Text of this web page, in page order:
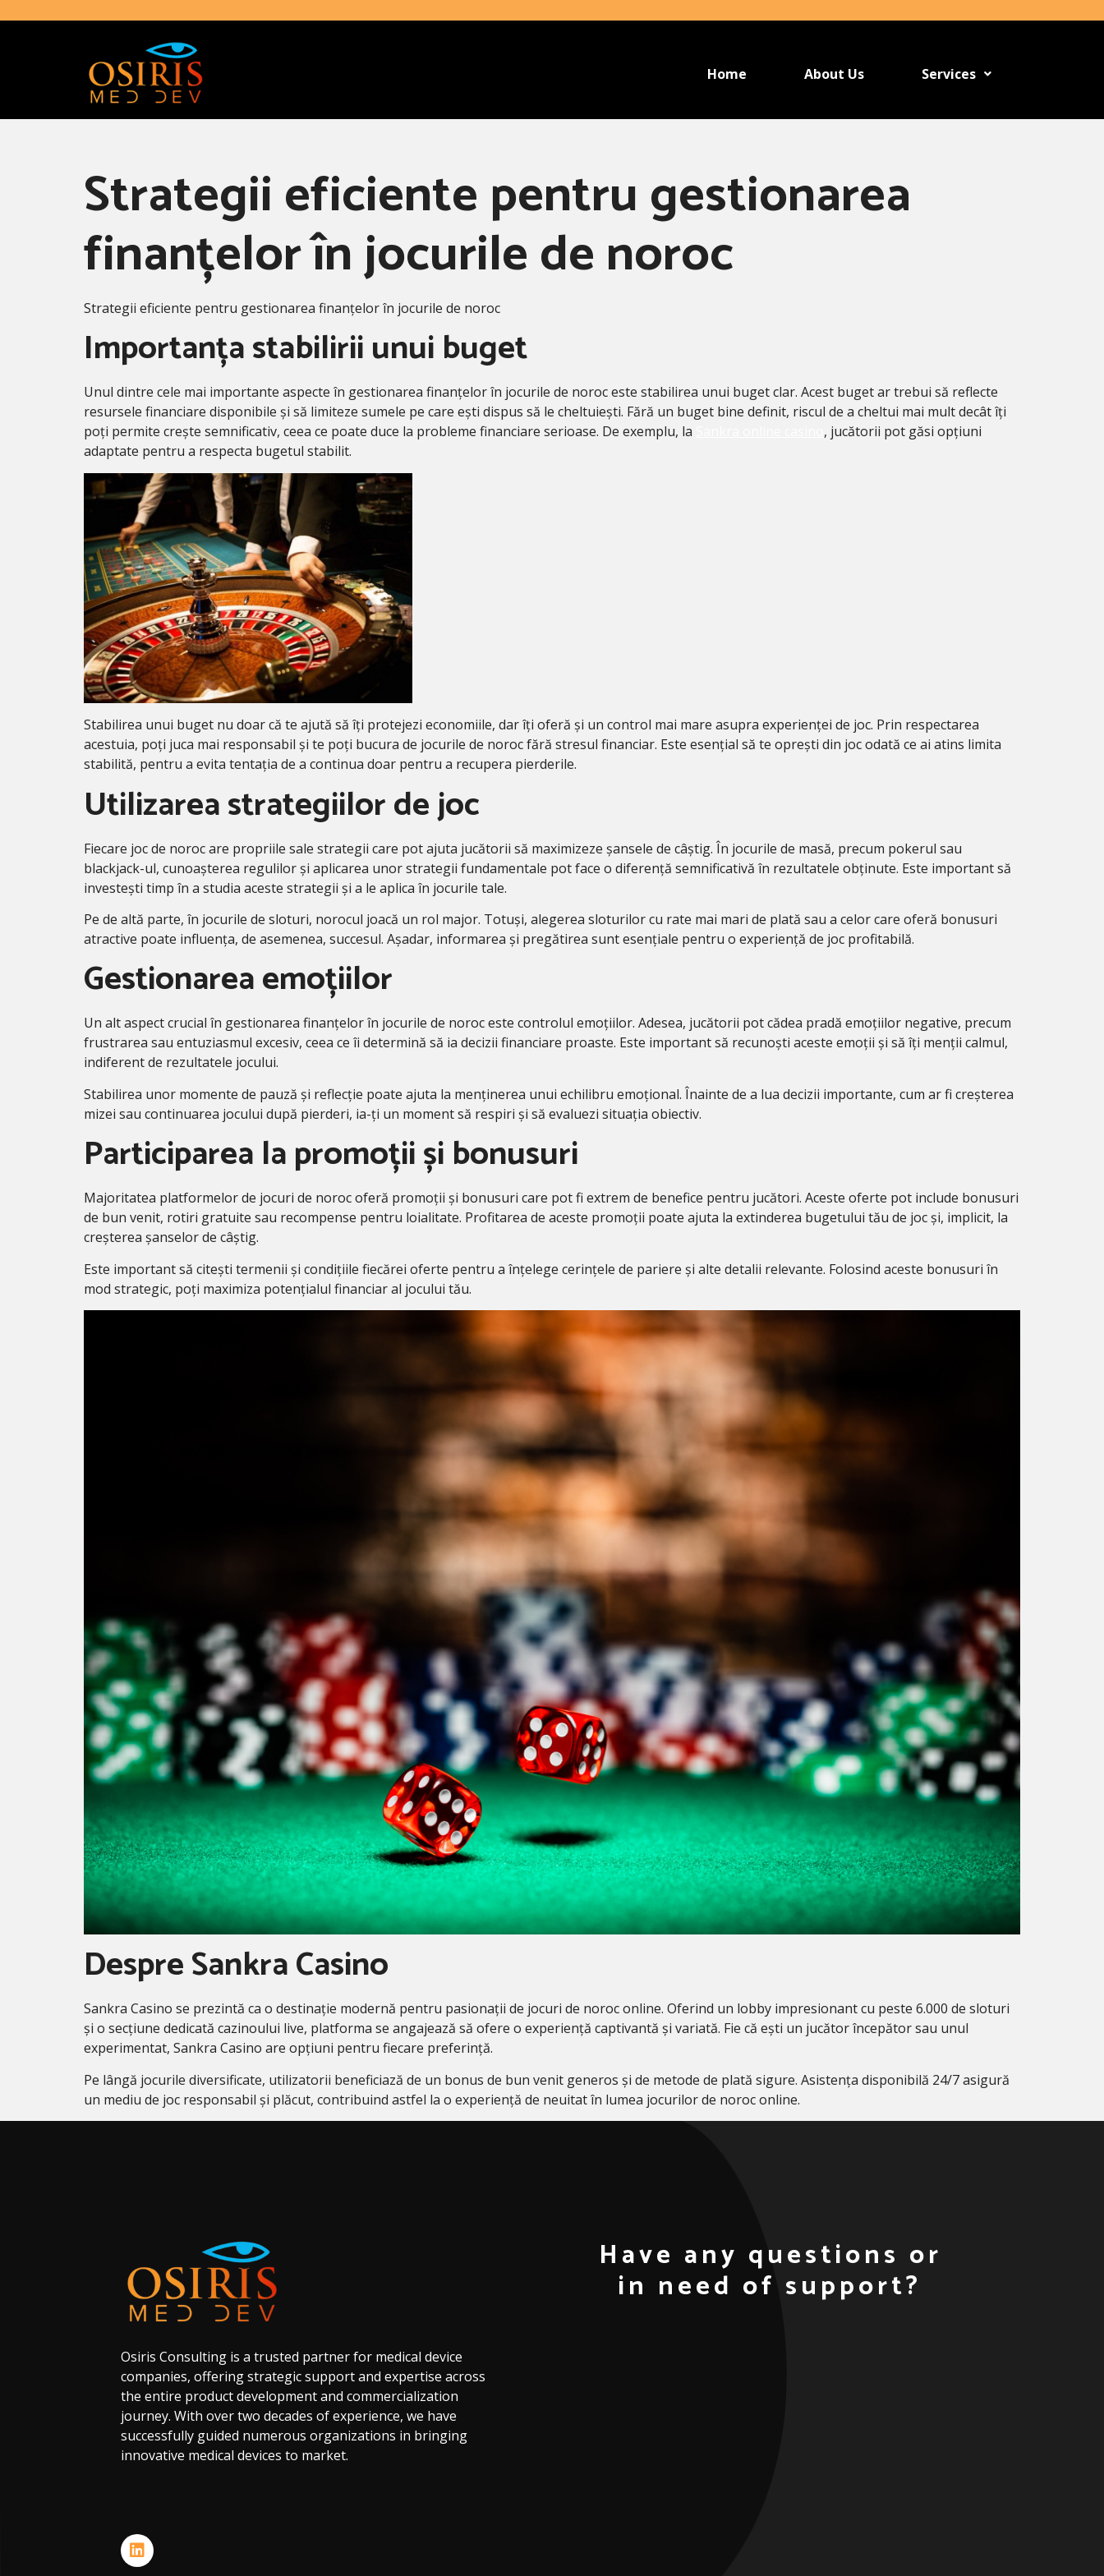
Home About Us Services
Strategii eficiente pentru gestionarea
finanțelor în jocurile de noroc
Strategii eficiente pentru gestionarea finanțelor în jocurile de noroc
Importanța stabilirii unui buget
Unul dintre cele mai importante aspecte în gestionarea finanțelor în jocurile de noroc este stabilirea unui buget clar. Acest buget ar trebui să reflecte
resursele financiare disponibile și să limiteze sumele pe care ești dispus să le cheltuiești. Fără un buget bine definit, riscul de a cheltui mai mult decât îți
poți permite crește semnificativ, ceea ce poate duce la probleme financiare serioase. De exemplu, la
, jucătorii pot găsi opțiuni
adaptate pentru a respecta bugetul stabilit.
Stabilirea unui buget nu doar că te ajută să îți protejezi economiile, dar îți oferă și un control mai mare asupra experienței de joc. Prin respectarea
acestuia, poți juca mai responsabil și te poți bucura de jocurile de noroc fără stresul financiar. Este esențial să te oprești din joc odată ce ai atins limita
stabilită, pentru a evita tentația de a continua doar pentru a recupera pierderile.
Utilizarea strategiilor de joc
Fiecare joc de noroc are propriile sale strategii care pot ajuta jucătorii să maximizeze șansele de câștig. În jocurile de masă, precum pokerul sau
blackjack-ul, cunoașterea regulilor și aplicarea unor strategii fundamentale pot face o diferență semnificativă în rezultatele obținute. Este important să
investești timp în a studia aceste strategii și a le aplica în jocurile tale.
Pe de altă parte, în jocurile de sloturi, norocul joacă un rol major. Totuși, alegerea sloturilor cu rate mai mari de plată sau a celor care oferă bonusuri
atractive poate influența, de asemenea, succesul. Așadar, informarea și pregătirea sunt esențiale pentru o experiență de joc profitabilă.
Gestionarea emoțiilor
Un alt aspect crucial în gestionarea finanțelor în jocurile de noroc este controlul emoțiilor. Adesea, jucătorii pot cădea pradă emoțiilor negative, precum
frustrarea sau entuziasmul excesiv, ceea ce îi determină să ia decizii financiare proaste. Este important să recunoști aceste emoții și să îți menții calmul,
indiferent de rezultatele jocului.
Stabilirea unor momente de pauză și reflecție poate ajuta la menținerea unui echilibru emoțional. Înainte de a lua decizii importante, cum ar fi creșterea
mizei sau continuarea jocului după pierderi, ia-ți un moment să respiri și să evaluezi situația obiectiv.
Participarea la promoții și bonusuri
Majoritatea platformelor de jocuri de noroc oferă promoții și bonusuri care pot fi extrem de benefice pentru jucători. Aceste oferte pot include bonusuri
de bun venit, rotiri gratuite sau recompense pentru loialitate. Profitarea de aceste promoții poate ajuta la extinderea bugetului tău de joc și, implicit, la
creșterea șanselor de câștig.
Este important să citești termenii și condițiile fiecărei oferte pentru a înțelege cerințele de pariere și alte detalii relevante. Folosind aceste bonusuri în
mod strategic, poți maximiza potențialul financiar al jocului tău.
Despre Sankra Casino
Sankra Casino se prezintă ca o destinație modernă pentru pasionații de jocuri de noroc online. Oferind un lobby impresionant cu peste 6.000 de sloturi
și o secțiune dedicată cazinoului live, platforma se angajează să ofere o experiență captivantă și variată. Fie că ești un jucător începător sau unul
experimentat, Sankra Casino are opțiuni pentru fiecare preferință.
Pe lângă jocurile diversificate, utilizatorii beneficiază de un bonus de bun venit generos și de metode de plată sigure. Asistența disponibilă 24/7 asigură
un mediu de joc responsabil și plăcut, contribuind astfel la o experiență de neuitat în lumea jocurilor de noroc online.
Osiris Consulting is a trusted partnerfor medical device
companies, offeringstrategicsupportand expertise across
the entire productdevelopmentand commercialization
journey. With overtwo decades ofexperience, we have
successfully guided numerous organizations in bringing
innovative medical devices to market.
Have any questions or
in need of support?